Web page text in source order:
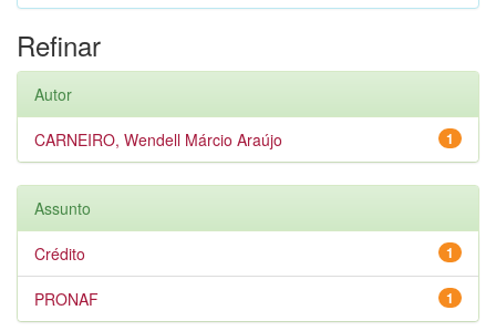
Refinar
Autor
1
CARNEIRO, Wendell Márcio Araújo
Assunto
1
Crédito
1
PRONAF